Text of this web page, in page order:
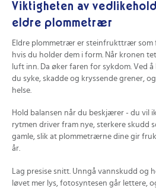
Viktigheten av
eldre plommetrær
Eldre plommetrær er steinfrukttrær som
hvis du holder dem i form. Når kronen
luft inn. Da øker faren for sykdom. Ved
du syke, skadde og kryssende grener,
helse.
Hold balansen når du beskjærer - du vil
rytmen driver fram nye, sterkere skudd
gamle, slik at plommetrærne dine gir
år.
Lag presise snitt. Unngå vannskudd og
løvet mer lys, fotosyntesen går lettere,